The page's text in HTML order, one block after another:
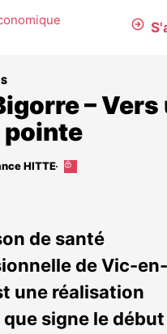
– Vers
pointe
HITTE
Cet
abonnés
de santé
de Vic-en-
une réalisation
que signe le